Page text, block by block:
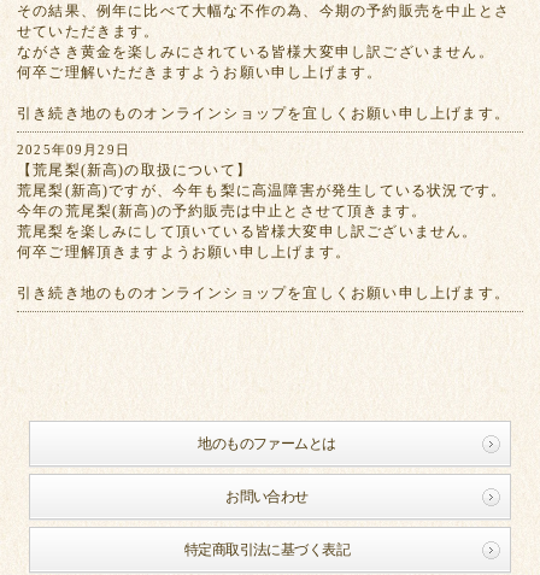
その結果、例年に比べて大幅な不作の為、今期の予約販売を中止とさ
せていただきます。
ながさき黄金を楽しみにされている皆様大変申し訳ございません。
何卒ご理解いただきますようお願い申し上げます。
引き続き地のものオンラインショップを宜しくお願い申し上げます。
2025年09月29日
【荒尾梨(新高)の取扱について】
荒尾梨(新高)ですが、今年も梨に高温障害が発生している状況です。
今年の荒尾梨(新高)の予約販売は中止とさせて頂きます。
荒尾梨を楽しみにして頂いている皆様大変申し訳ございません。
何卒ご理解頂きますようお願い申し上げます。
引き続き地のものオンラインショップを宜しくお願い申し上げます。
地のものファームとは
お問い合わせ
特定商取引法に基づく表記